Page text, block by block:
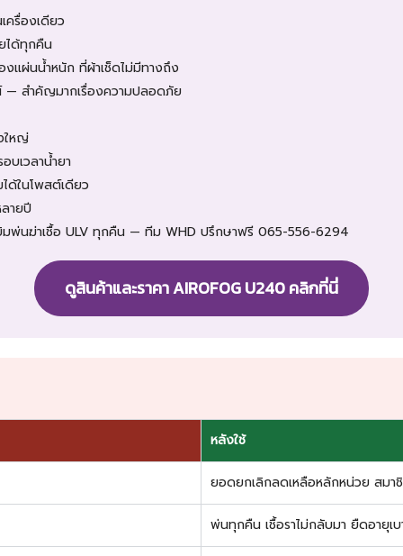
ครื่องเดียว
ด้ทุกคืน
งแผ่นน้ำหนัก ที่ผ้าเช็ดไม่มีทางถึง
สำคัญมากเรื่องความปลอดภัย
ใหญ่
บเวลาน้ำยา
ด้ในโพสต์เดียว
ายปี
พ่นฆ่าเชื้อ ULV ทุกคืน — ทีม WHD ปรึกษาฟรี 065-556-6294
ดูสินค้าและราคา AIROFOG U240 คลิกที่นี่
หลังใช้
ยอดยกเลิกลดเหลือหลักหน่วย สมา
พ่นทุกคืน เชื้อราไม่กลับมา ยืดอายุเ